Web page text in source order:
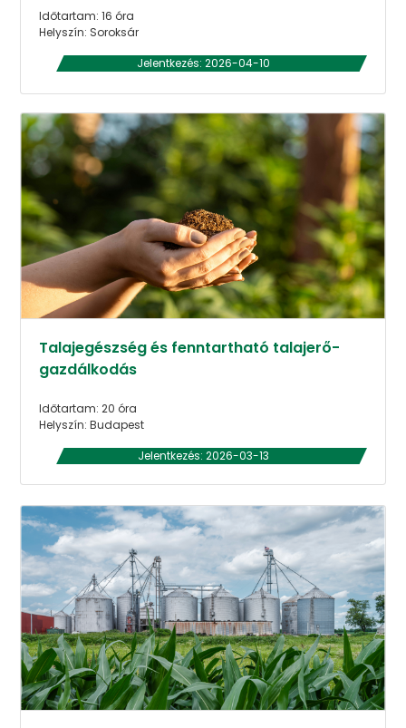
Időtartam: 16 óra
Helyszín: Soroksár
Jelentkezés: 2026-04-10
Talajegészség és fenntartható talajerő-
gazdálkodás
Időtartam: 20 óra
Helyszín: Budapest
Jelentkezés: 2026-03-13